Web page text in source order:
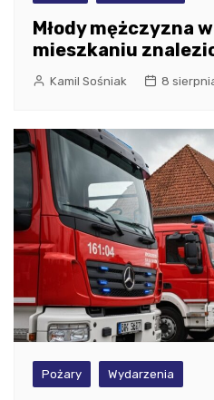
Młody mężczyzna
mieszkaniu
Kamil Sośniak 8
Pożary Wydarzenia